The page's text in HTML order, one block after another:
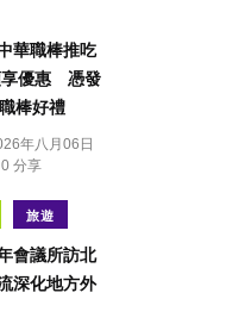
華職棒推吃
享優惠 憑發
棒好禮
年八月06日
0 分享
旅遊
會議所訪北
深化地方外